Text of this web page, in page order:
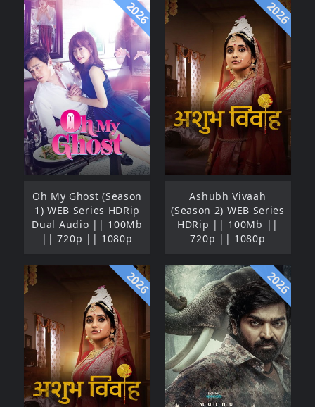
2026
Oh My Ghost (Season
1) WEB Series HDRip
Dual Audio || 100Mb
|| 720p || 1080p
2026
Ashubh Vivaah
(Season 2) WEB Series
HDRip || 100Mb ||
720p || 1080p
2026 2026